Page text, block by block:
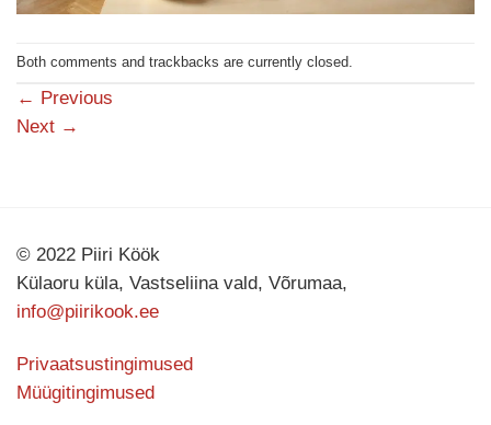
Both comments and trackbacks are currently closed.
← Previous
Next →
© 2022 Piiri Köök
Külaoru küla, Vastseliina vald, Võrumaa,
info@piirikook.ee
Privaatsustingimused
Müügitingimused